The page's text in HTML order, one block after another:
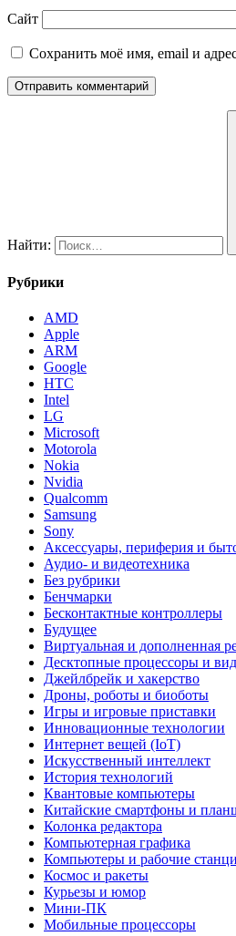
Сайт
Сохранить моё имя, email и
Найти:
Рубрики
AMD
Apple
ARM
Google
HTC
Intel
LG
Microsoft
Motorola
Nokia
Nvidia
Qualcomm
Samsung
Sony
Аксессуары, периферия и
Аудио- и видеотехника
Без рубрики
Бенчмарки
Бесконтактные контроллеры
Будущее
Виртуальная и дополненная
Десктопные процессоры и
Джейлбрейк и хакерство
Дроны, роботы и биоботы
Игры и игровые приставки
Инновационные технологии
Интернет вещей (IoT)
Искусственный интеллект
История технологий
Квантовые компьютеры
Китайские смартфоны и
Колонка редактора
Компьютерная графика
Компьютеры и рабочие
Космос и ракеты
Курьезы и юмор
Мини-ПК
Мобильные процессоры